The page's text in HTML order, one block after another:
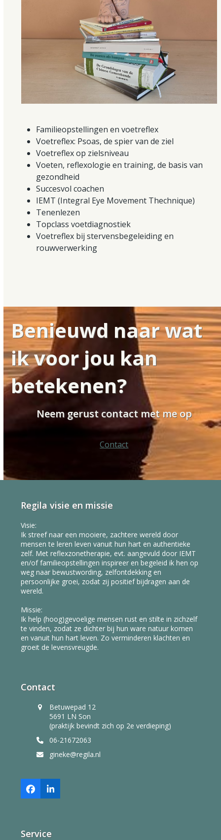
Familieopstellingen en voetreflex
Voetreflex: Psoas, de spier van de ziel
Voetreflex op zielsniveau
Voeten, reflexologie en training, de basis van
gezondheid
Succesvol coachen
IEMT (Integral Eye Movement Thechnique)
Tenenlezen
Topclass voetdiagnostiek
Voetreflex bij stervensbegeleiding en
rouwverwerking
Benieuwd naar wat
ik voor jou kan
betekenen?
Neem gerust contact met me op
Contact
Regila visie en missie
Visie:
Ik streef naar een mooiere, zachtere wereld door
mensen te leren leven vanuit hun hart en authentieke
zelf. Met reflexzonetherapie, evt. aangevuld door IEMT
en/of familieopstellingen inspireer en begeleid ik hen op
weg naar bewustwording, zelfontdekking en
persoonlijke groei, zodat zij positief bijdragen aan de
wereld.
Missie:
Ik help (hoog)gevoelige mensen rust en stilte in zichzelf
te vinden, zodat ze dichter bij hun ware natuur komen
en vanuit hun hart leven. Zo verminderen klachten en
groeit de levensvreugde.
Contact
Betuwepad 12
5691 LN Son
(praktijk bevindt zich op 2e verdieping)
06-21672063
gineke@regila.nl
FacebookLinkedIn
Service